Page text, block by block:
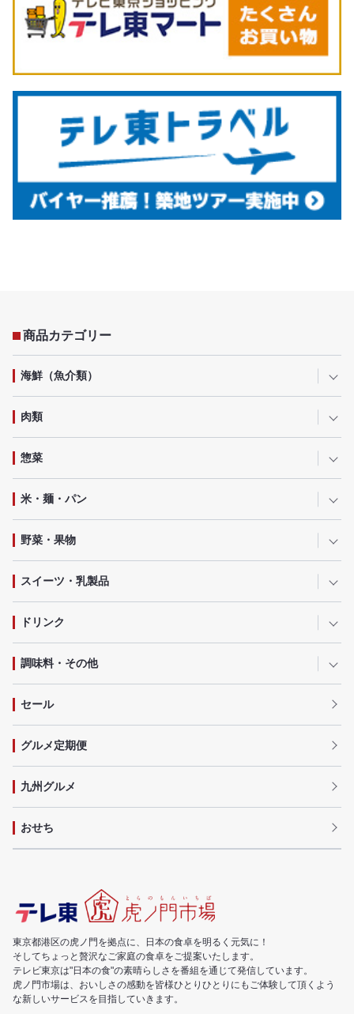
商品カテゴリー
海鮮（魚介類）
肉類
惣菜
米・麺・パン
野菜・果物
スイーツ・乳製品
ドリンク
調味料・その他
セール
グルメ定期便
九州グルメ
おせち
東京都港区の虎ノ門を拠点に、日本の食卓を明るく元気に！
そしてちょっと贅沢なご家庭の食卓をご提案いたします。
テレビ東京は"日本の食"の素晴らしさを番組を通じて発信しています。
虎ノ門市場は、おいしさの感動を皆様ひとりひとりにもご体験して頂くよう
な新しいサービスを目指していきます。